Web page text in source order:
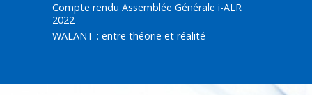
Compte rendu Assemblée Générale i-ALR
2022
WALANT : entre théorie et réalité